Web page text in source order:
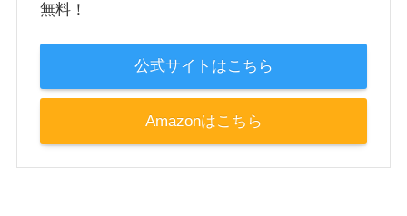
無料！
公式サイトはこちら
Amazonはこちら